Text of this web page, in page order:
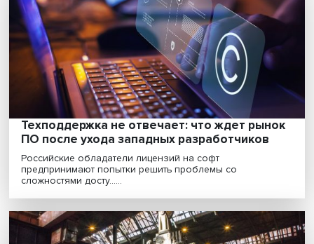
Все параллельно: чтобы насытить рынок
товарами, нужна масштабная
демократизация внешней торговли
Введение против России санкций, а также уход из
группы зарубежных компаний привели к резко......